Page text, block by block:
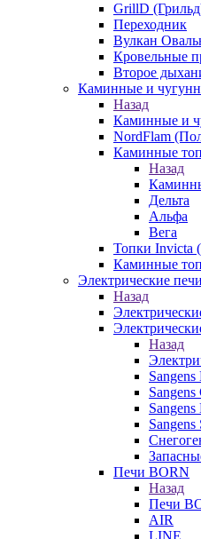
GrillD
Переходник
Вулкан
Кровельные
Второе
Каминные и
Назад
Каминные и
NordFlam
Каминные
Назад
Дельта
Альфа
Вега
Топки Invicta
Каминные
Электрические печи
Назад
Назад
Sangens
Sangens
Sangens
Печи BORN
Назад
Печи
AIR
LINE